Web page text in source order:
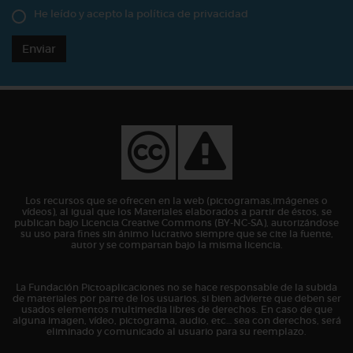
He leído y acepto la política de privacidad
Enviar
Los recursos que se ofrecen en la web (pictogramas,imágenes o
vídeos), al igual que los Materiales elaborados a partir de éstos, se
publican bajo Licencia Creative Commons (BY-NC-SA), autorizándose
su uso para fines sin ánimo lucrativo siempre que se cite la fuente,
autor y se compartan bajo la misma licencia.
La Fundación Pictoaplicaciones no se hace responsable de la subida
de materiales por parte de los usuarios, si bien advierte que deben ser
usados elementos multimedia libres de derechos. En caso de que
alguna imagen, vídeo, pictograma, audio, etc… sea con derechos, será
eliminado y comunicado al usuario para su reemplazo.